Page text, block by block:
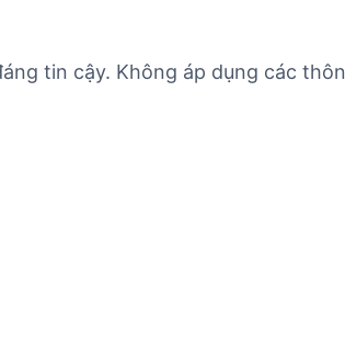
tin cậy. Không áp dụng các